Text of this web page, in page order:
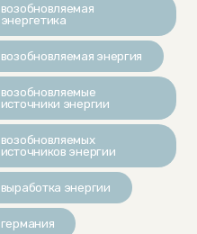
возобновляемая
энергетика
возобновляемая энергия
возобновляемые
источники энергии
возобновляемых
источников энергии
выработка энергии
германия